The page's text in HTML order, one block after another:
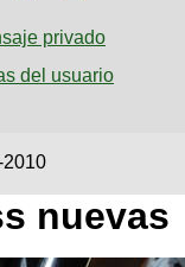
privado
del usuario
2010
nuevas